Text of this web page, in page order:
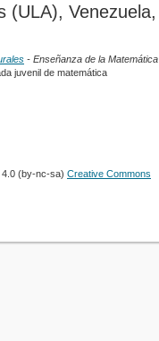
(ULA), Venezuela,
- Enseñanza de la Matemática
juvenil de matemática
4.0 (by-nc-sa) Creative Commons